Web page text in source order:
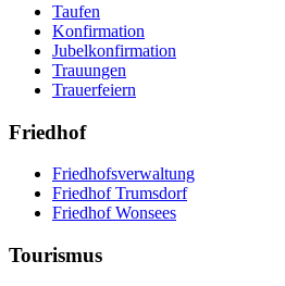
Taufen
Konfirmation
Jubelkonfirmation
Trauungen
Trauerfeiern
Friedhof
Friedhofsverwaltung
Friedhof Trumsdorf
Friedhof Wonsees
Tourismus